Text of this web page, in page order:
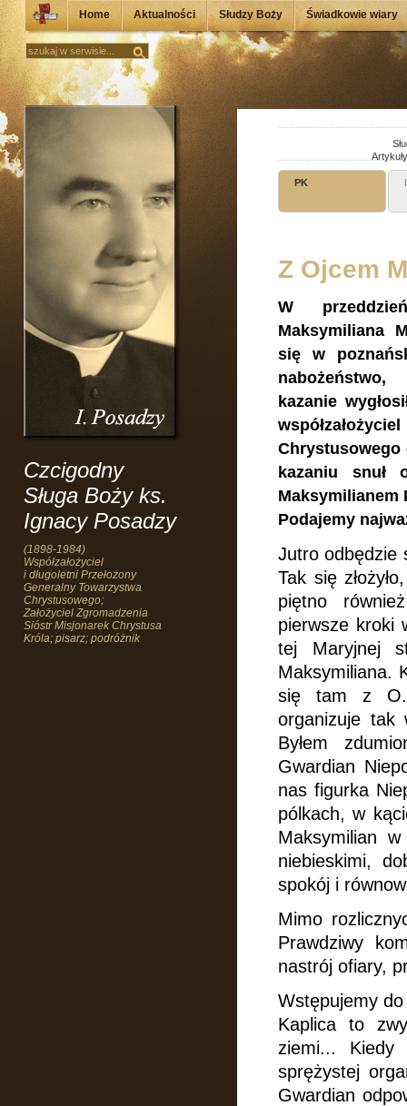
Home Aktualności Słudzy Boży Świadkowie wiary
Czcigodny
Sługa Boży ks.
Ignacy Posadzy
(1898-1984)
Współzałożyciel
i długoletni Przełożony
Generalny Towarzystwa
Chrystusowego;
Założyciel Zgromadzenia
Sióstr Misjonarek Chrystusa
Króla; pisarz; podróżnik
Artykuły
PK
Z Ojcem
W
Maksymiliana
się w
kazanie
Chrystusowego
kazaniu snuł
Maksymilianem
Podajemy
Jutro odbędzie
Tak się
piętno
pierwsze kroki
tej Maryjnej
Maksymiliana.
się tam z O.
organizuje tak
Byłem
Gwardian
nas figurka
pólkach, w
Maksymilian
niebieskimi,
spokój i
Mimo
Prawdziwy
nastrój ofiary,
Wstępujemy do
Kaplica to
ziemi... Kiedy
sprężystej
Gwardian